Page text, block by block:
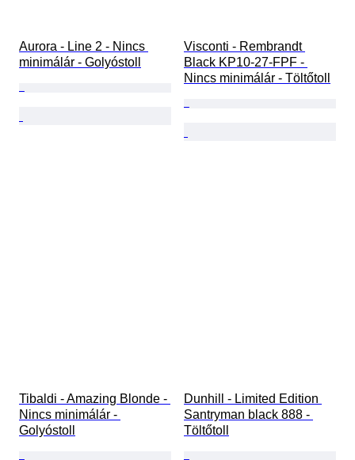
Aurora - Line 2 - Nincs
minimálár - Golyóstoll
Visconti - Rembrandt
Black KP10-27-FPF -
Nincs minimálár - Töltőtoll
Tibaldi - Amazing Blonde -
Nincs minimálár -
Golyóstoll
Dunhill - Limited Edition
Santryman black 888 -
Töltőtoll